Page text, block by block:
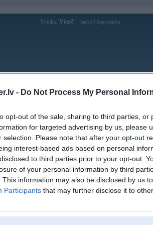
- Do Not Process My Personal
opt-out of the sale, sharing to third parties, or
for targeted advertising by us, please
selection. Please note that after your opt-out
interest-based ads based on personal
to third parties prior to your opt-out.
of your personal information by third
This information may also be disclosed by us
Participants that may further disclose it to
Sveiks, Viesi! Ienākt Reģistrācija
Forums Galerijas Reģistrācija
Lietotāja Dynamo profils
Pēdējo
Lietotājvārds:
Dynamo
Pilsēta:
Tukums
Braucu ar:
Bmw e65
Ziņojumi forumā:
10